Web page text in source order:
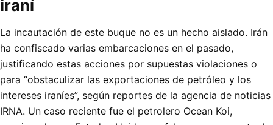
iraní
La incautación de este buque no es un hecho aislado. Irán
ha confiscado varias embarcaciones en el pasado,
justificando estas acciones por supuestas violaciones o
para “obstaculizar las exportaciones de petróleo y los
intereses iraníes”, según reportes de la agencia de noticias
IRNA. Un caso reciente fue el petrolero Ocean Koi,